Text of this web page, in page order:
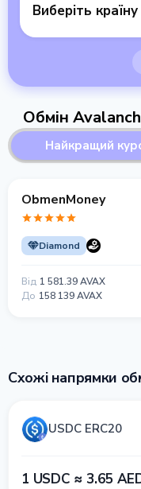
Виберіть країну
Обмін
Найкращий
ObmenMoney
Diamond
Від 1 581.39 AVAX
До 158 139 AVAX
Схожі напрямки
USDC ERC20
1 USDC ≈ 3.65